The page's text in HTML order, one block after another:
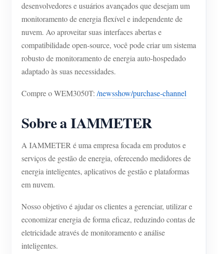
desenvolvedores e usuários avançados que desejam um
monitoramento de energia flexível e independente de
nuvem. Ao aproveitar suas interfaces abertas e
compatibilidade open-source, você pode criar um sistema
robusto de monitoramento de energia auto-hospedado
adaptado às suas necessidades.
Compre o WEM3050T: /newsshow/purchase-channel
Sobre a IAMMETER
A IAMMETER é uma empresa focada em produtos e
serviços de gestão de energia, oferecendo medidores de
energia inteligentes, aplicativos de gestão e plataformas
em nuvem.
Nosso objetivo é ajudar os clientes a gerenciar, utilizar e
economizar energia de forma eficaz, reduzindo contas de
eletricidade através de monitoramento e análise
inteligentes.